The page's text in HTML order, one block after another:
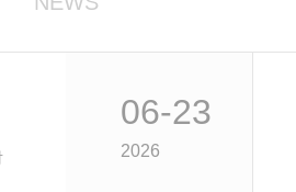
06-23
2026